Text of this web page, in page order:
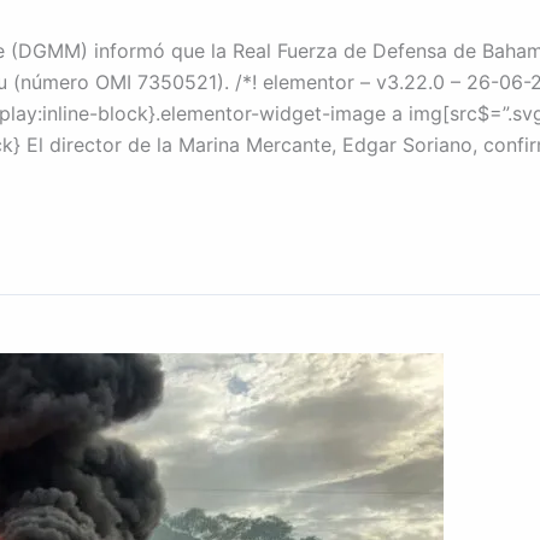
informó que la Real Fuerza de Defensa de
(número OMI 7350521). /*! elementor – v3.22.0 – 26-
block}.elementor-widget-image a
El director de la Marina Mercante, Edgar Soriano,